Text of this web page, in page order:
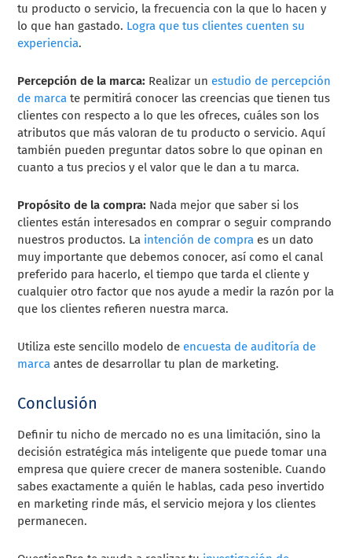
tu producto o servicio, la frecuencia con la que lo hacen y
lo que han gastado. Logra que tus clientes cuenten su
experiencia.
Percepción de la marca: Realizar un estudio de percepción
de marca te permitirá conocer las creencias que tienen tus
clientes con respecto a lo que les ofreces, cuáles son los
atributos que más valoran de tu producto o servicio. Aquí
también pueden preguntar datos sobre lo que opinan en
cuanto a tus precios y el valor que le dan a tu marca.
Propósito de la compra: Nada mejor que saber si los
clientes están interesados en comprar o seguir comprando
nuestros productos. La intención de compra es un dato
muy importante que debemos conocer, así como el canal
preferido para hacerlo, el tiempo que tarda el cliente y
cualquier otro factor que nos ayude a medir la razón por la
que los clientes refieren nuestra marca.
Utiliza este sencillo modelo de encuesta de auditoría de
marca antes de desarrollar tu plan de marketing.
Conclusión
Definir tu nicho de mercado no es una limitación, sino la
decisión estratégica más inteligente que puede tomar una
empresa que quiere crecer de manera sostenible. Cuando
sabes exactamente a quién le hablas, cada peso invertido
en marketing rinde más, el servicio mejora y los clientes
permanecen.